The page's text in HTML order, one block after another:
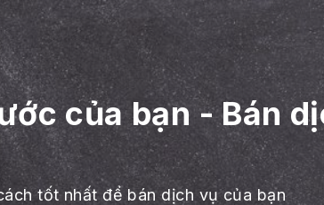
của bạn-Bán
tốt nhất để bán dịch vụ của bạn